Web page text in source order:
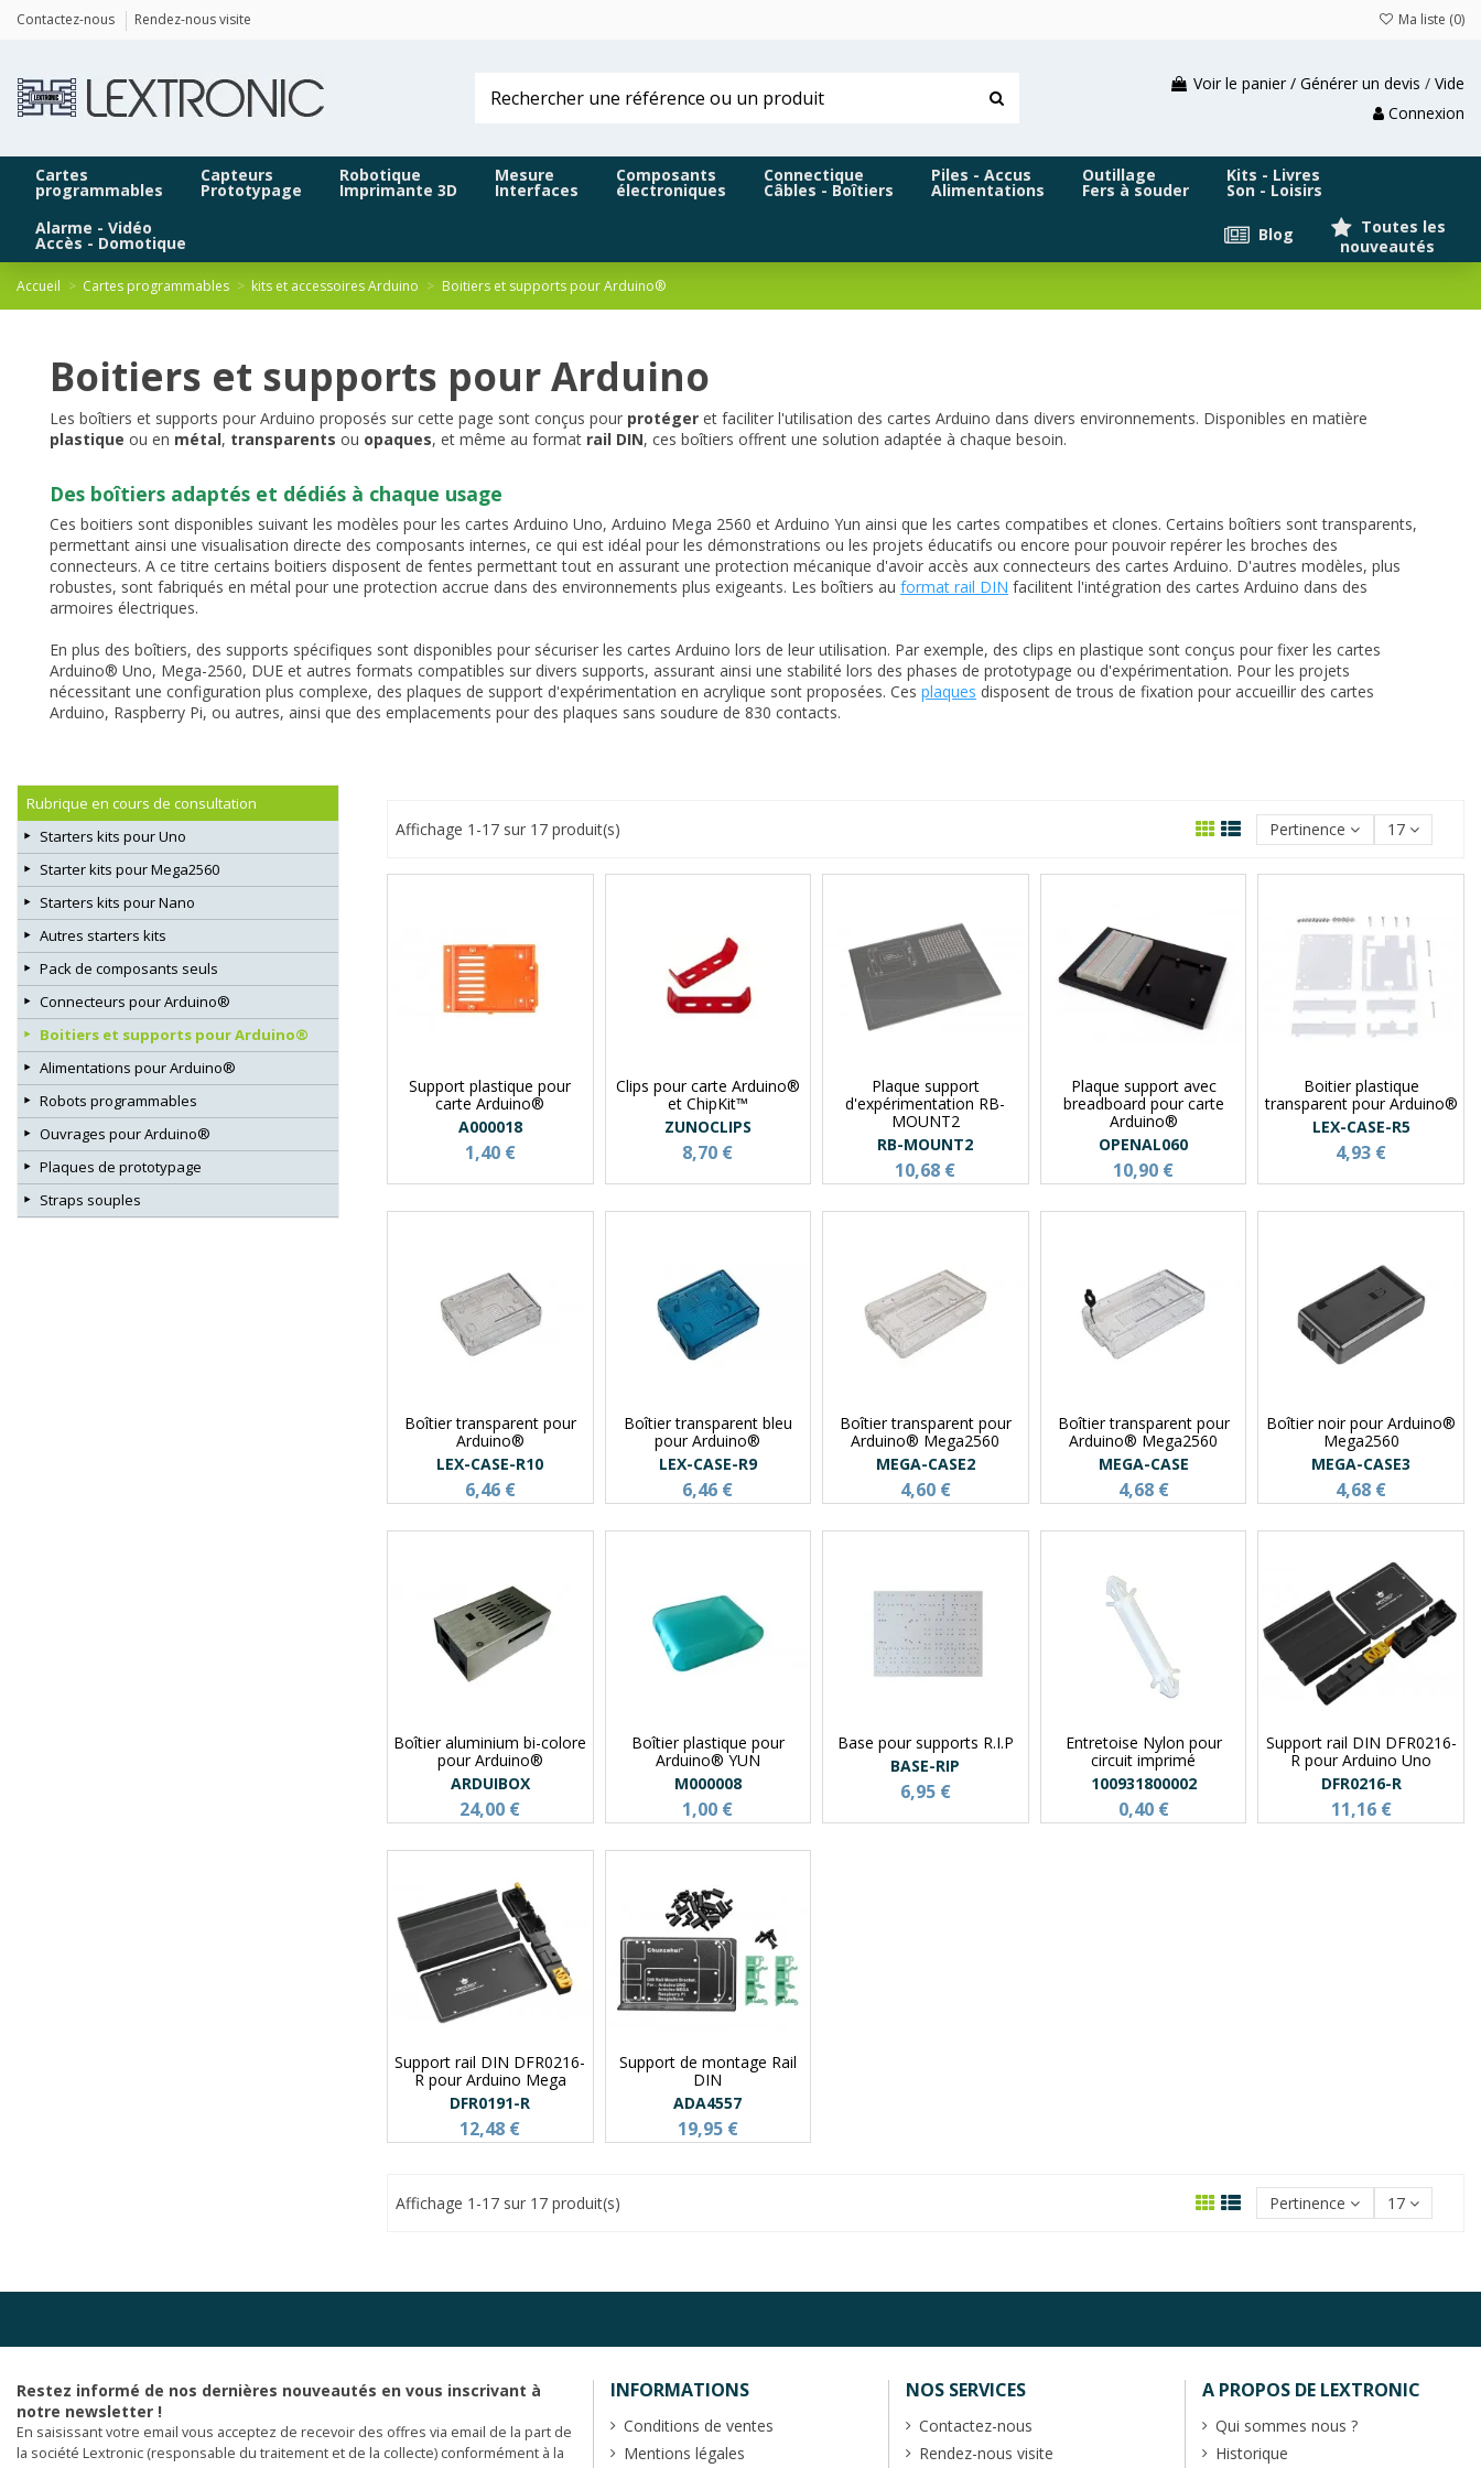
Contactez-nous Rendez-nous visite Ma liste (0)
Voir le panier / Générer un devis / Vide
Connexion
Cartes
programmables
Capteurs
Prototypage
Robotique
Imprimante 3D
Mesure
Interfaces
Composants
électroniques
Connectique
Câbles - Boîtiers
Piles - Accus
Alimentations
Outillage
Fers à souder
Kits - Livres
Son - Loisirs
Alarme - Vidéo
Accès - Domotique
Toutes les
nouveautés
Blog
Accueil Cartes programmables kits et accessoires Arduino Boitiers et supports pour Arduino®
Boitiers et supports pour Arduino
Les boîtiers et supports pour Arduino proposés sur cette page sont conçus pour protéger et faciliter l'utilisation des cartes Arduino dans divers environnements. Disponibles en matière
plastique ou en métal, transparents ou opaques, et même au format rail DIN, ces boîtiers offrent une solution adaptée à chaque besoin.
Des boîtiers adaptés et dédiés à chaque usage
Ces boitiers sont disponibles suivant les modèles pour les cartes Arduino Uno, Arduino Mega 2560 et Arduino Yun ainsi que les cartes compatibes et clones. Certains boîtiers sont transparents,
permettant ainsi une visualisation directe des composants internes, ce qui est idéal pour les démonstrations ou les projets éducatifs ou encore pour pouvoir repérer les broches des
connecteurs. A ce titre certains boitiers disposent de fentes permettant tout en assurant une protection mécanique d'avoir accès aux connecteurs des cartes Arduino. D'autres modèles, plus
robustes, sont fabriqués en métal pour une protection accrue dans des environnements plus exigeants. Les boîtiers au format rail DIN facilitent l'intégration des cartes Arduino dans des
armoires électriques.
En plus des boîtiers, des supports spécifiques sont disponibles pour sécuriser les cartes Arduino lors de leur utilisation. Par exemple, des clips en plastique sont conçus pour fixer les cartes
Arduino® Uno, Mega-2560, DUE et autres formats compatibles sur divers supports, assurant ainsi une stabilité lors des phases de prototypage ou d'expérimentation. Pour les projets
nécessitant une configuration plus complexe, des plaques de support d'expérimentation en acrylique sont proposées. Ces plaques disposent de trous de fixation pour accueillir des cartes
Arduino, Raspberry Pi, ou autres, ainsi que des emplacements pour des plaques sans soudure de 830 contacts.
Affichage 1-17 sur 17 produit(s) Pertinence 17
Support plastique pour
carte Arduino®
A000018
1,40 €
Clips pour carte Arduino®
et ChipKit™
ZUNOCLIPS
8,70 €
Plaque support
d'expérimentation RB-
MOUNT2
RB-MOUNT2
10,68 €
Plaque support avec
breadboard pour carte
Arduino®
OPENAL060
10,90 €
Boitier plastique
transparent pour Arduino®
LEX-CASE-R5
4,93 €
Boîtier transparent pour
Arduino®
LEX-CASE-R10
6,46 €
Boîtier transparent bleu
pour Arduino®
LEX-CASE-R9
6,46 €
Boîtier transparent pour
Arduino® Mega2560
MEGA-CASE2
4,60 €
Boîtier transparent pour
Arduino® Mega2560
MEGA-CASE
4,68 €
Boîtier noir pour Arduino®
Mega2560
MEGA-CASE3
4,68 €
Boîtier aluminium bi-colore
pour Arduino®
ARDUIBOX
24,00 €
Boîtier plastique pour
Arduino® YUN
M000008
1,00 €
Base pour supports R.I.P
BASE-RIP
6,95 €
Entretoise Nylon pour
circuit imprimé
100931800002
0,40 €
Support rail DIN DFR0216-
R pour Arduino Uno
DFR0216-R
11,16 €
Support rail DIN DFR0216-
R pour Arduino Mega
DFR0191-R
12,48 €
Support de montage Rail
DIN
ADA4557
19,95 €
Affichage 1-17 sur 17 produit(s) Pertinence 17
Rubrique en cours de consultation
Starters kits pour Uno
Starter kits pour Mega2560
Starters kits pour Nano
Autres starters kits
Pack de composants seuls
Connecteurs pour Arduino®
Boitiers et supports pour Arduino®
Alimentations pour Arduino®
Robots programmables
Ouvrages pour Arduino®
Plaques de prototypage
Straps souples
Restez informé de nos dernières nouveautés en vous inscrivant à
notre newsletter !
En saisissant votre email vous acceptez de recevoir des offres via email de la part de
la société Lextronic (responsable du traitement et de la collecte) conformément à la
INFORMATIONS
Conditions de ventes
Mentions légales
NOS SERVICES
Contactez-nous
Rendez-nous visite
A PROPOS DE LEXTRONIC
Qui sommes nous ?
Historique
Panneau de gestion des cookies